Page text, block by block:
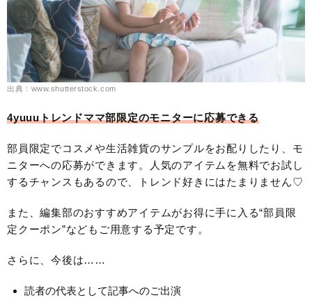
出典：www.shutterstock.com
4yuuuトレンドママ部限定のモニターに応募できる
部員限定でコスメや生活雑貨のサンプルをお配りしたり、モ
ニターへの応募ができます。人気のアイテムを無料でお試し
するチャンスもあるので、トレンド好きにはたまりません♡
また、編集部のおすすめアイテムがお得に手に入る“部員限
定クーポン”などもご用意する予定です。
さらに、今後は……
読者の代表として記事へのご出演